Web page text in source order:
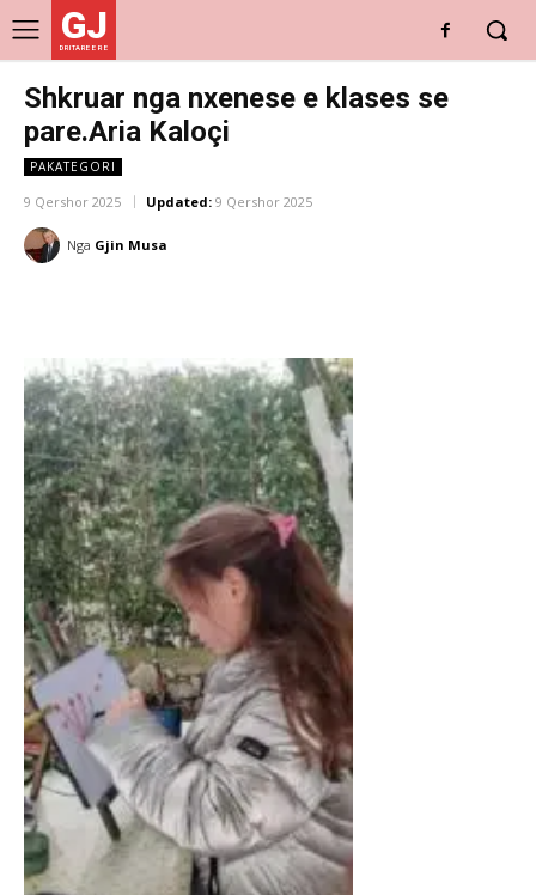
GJ
DRITARE E RE
Shkruar nga nxenese e klases se
pare.Aria Kaloçi
PAKATEGORI
9 Qershor 2025 Updated: 9 Qershor 2025
Nga Gjin Musa